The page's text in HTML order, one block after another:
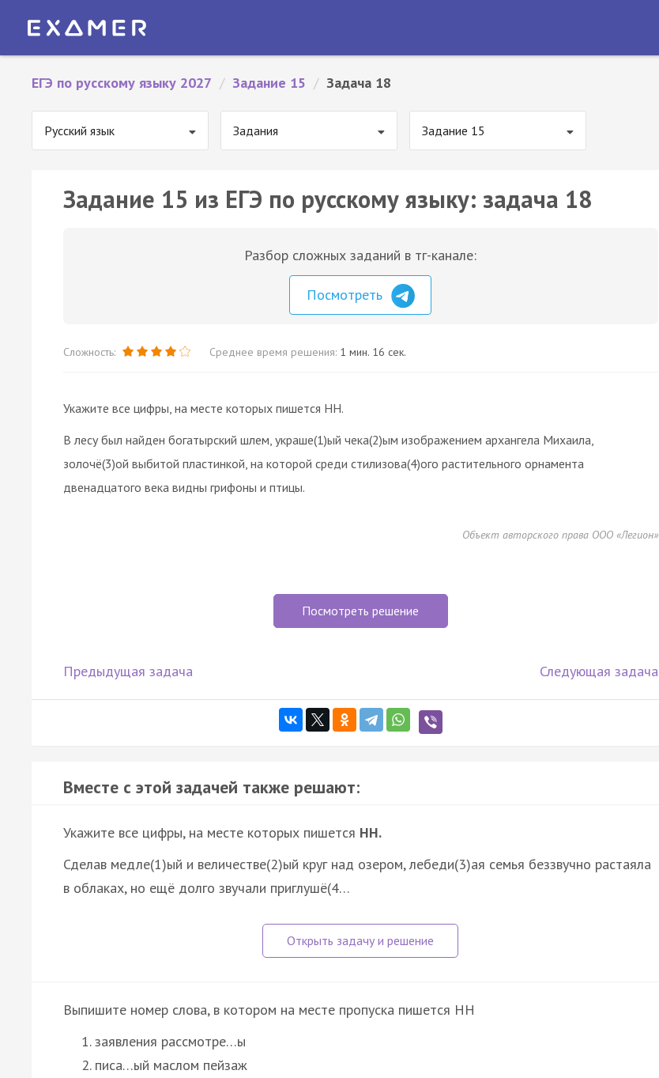
ЕГЭ по русскому языку 2027 / Задание 15 / Задача 18
Русский язык Задания Задание 15
Задание 15 из ЕГЭ по русскому языку: задача 18
Разбор сложных заданий в тг-канале:
Посмотреть
Сложность: Среднее время решения: 1 мин. 16 сек.
Укажите все цифры, на месте которых пишется НН.
В лесу был найден богатырский шлем, украше(1)ый чека(2)ым изображением архангела Михаила,
золочё(3)ой выбитой пластинкой, на которой среди стилизова(4)ого растительного орнамента
двенадцатого века видны грифоны и птицы.
Объект авторского права ООО «Легион»
Посмотреть решение
Предыдущая задача Следующая задача
Вместе с этой задачей также решают:
Укажите все цифры, на месте которых пишется НН.
Сделав медле(1)ый и величестве(2)ый круг над озером, лебеди(3)ая семья беззвучно растаяла
в облаках, но ещё долго звучали приглушё(4…
Выпишите номер слова, в котором на месте пропуска пишется НН
заявления рассмотре…ы
писа…ый маслом пейзаж